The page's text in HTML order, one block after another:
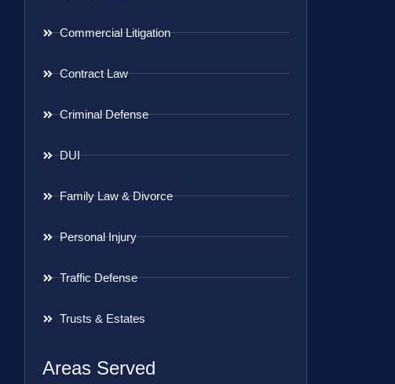
Commercial Litigation
Contract Law
Criminal Defense
DUI
Family Law & Divorce
Personal Injury
Traffic Defense
Trusts & Estates
Areas Served